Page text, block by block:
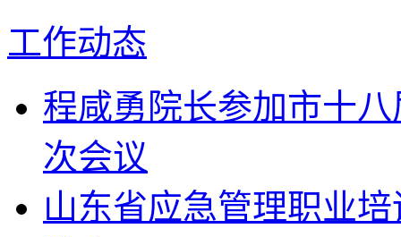
工作动态
程咸勇院长参加市十
次会议
山东省应急管理职业